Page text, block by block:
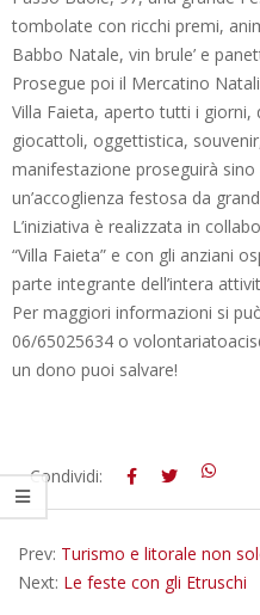
tombolate con ricchi premi,
Babbo Natale, vin brule’ e
Prosegue poi il Mercatino
Villa Faieta, aperto tutti i giorni,
giocattoli, oggettistica,
manifestazione proseguirà sino
un’accoglienza festosa da
L’iniziativa è realizzata in
“Villa Faieta” e con gli anziani
parte integrante dell’intera
Per maggiori informazioni si
06/65025634 o
un dono puoi salvare!
2012-
12-
Condividi:
Prev: Turismo e litorale non
Next: Le feste con gli Etruschi